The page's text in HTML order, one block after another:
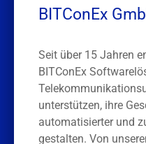
BITConEx
Seit über 15 Jahren
BITConEx
unterstützen, ihre
automatisierter und
gestalten. Von